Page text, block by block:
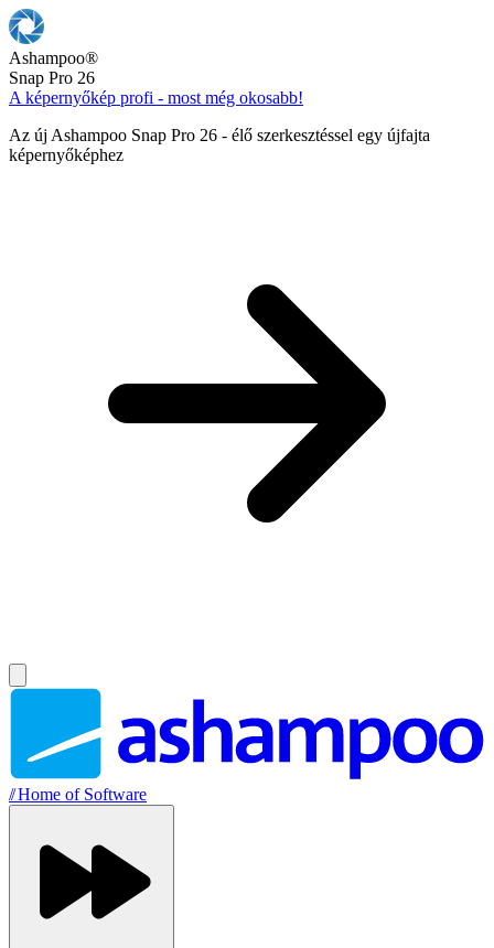
Ashampoo®
Snap Pro 26
A képernyőkép profi - most még okosabb!
Az új Ashampoo Snap Pro 26 - élő szerkesztéssel egy újfajta
képernyőképhez
//Home of Software